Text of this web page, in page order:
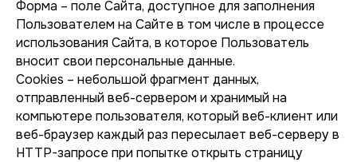
Форма – поле Сайта, доступное для заполнения
Пользователем на Сайте в том числе в процессе
использования Сайта, в которое Пользователь
вносит свои персональные данные.
Cookies – небольшой фрагмент данных,
отправленный веб-сервером и хранимый на
компьютере пользователя, который веб-клиент или
веб-браузер каждый раз пересылает веб-серверу в
HTTP-запросе при попытке открыть страницу